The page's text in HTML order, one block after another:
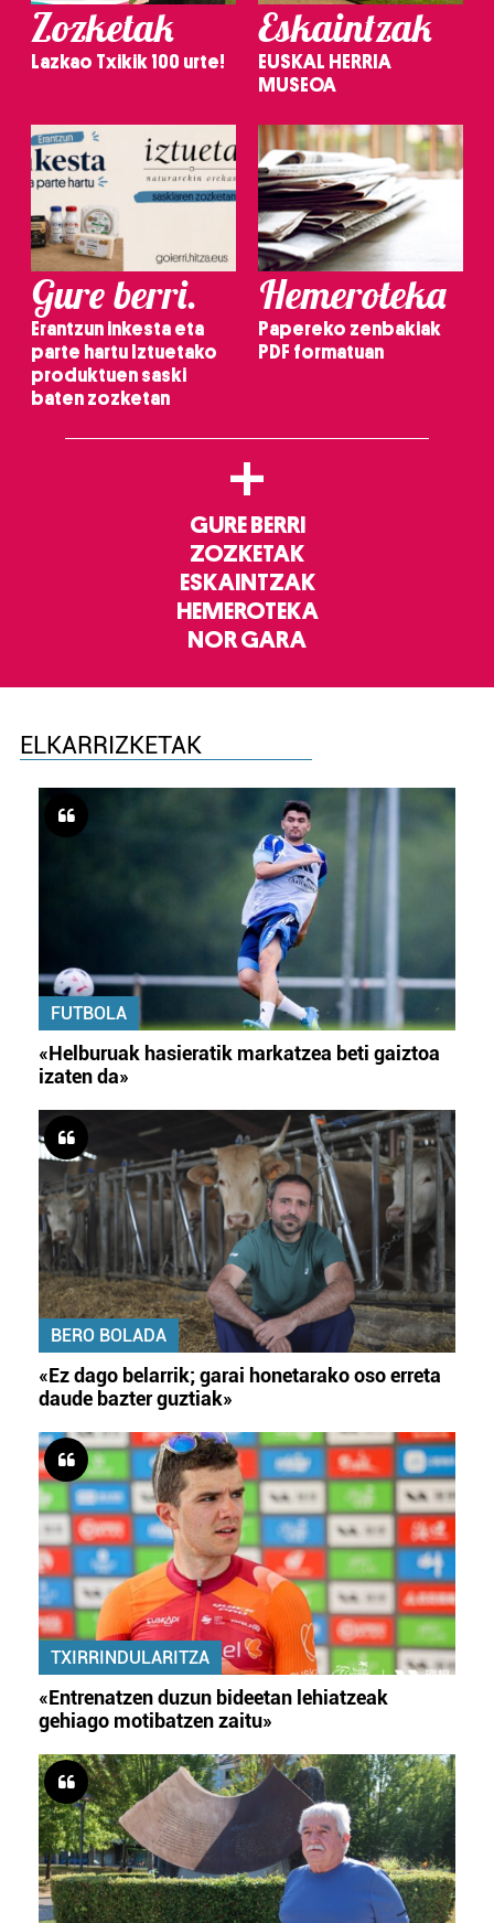
Zozketak
Lazkao Txikik 100 urte!
Eskaintzak
EUSKAL HERRIA
MUSEOA
Gure berri.
Erantzun inkesta eta
parte hartu Iztuetako
produktuen saski
baten zozketan
Hemeroteka
Papereko zenbakiak
PDF formatuan
+
GURE BERRI
ZOZKETAK
ESKAINTZAK
HEMEROTEKA
NOR GARA
ELKARRIZKETAK
FUTBOLA
«Helburuak hasieratik markatzea beti gaiztoa
izaten da»
BERO BOLADA
«Ez dago belarrik; garai honetarako oso erreta
daude bazter guztiak»
TXIRRINDULARITZA
«Entrenatzen duzun bideetan lehiatzeak
gehiago motibatzen zaitu»